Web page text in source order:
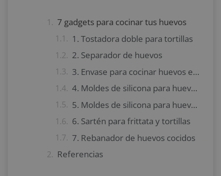
7 gadgets para cocinar tus huevos
1. Tostadora doble para tortillas
2. Separador de huevos
3. Envase para cocinar huevos en el microondas
4. Moldes de silicona para huevos fritos
5. Moldes de silicona para huevos cocidos
6. Sartén para frittata y tortillas
7. Rebanador de huevos cocidos
Referencias